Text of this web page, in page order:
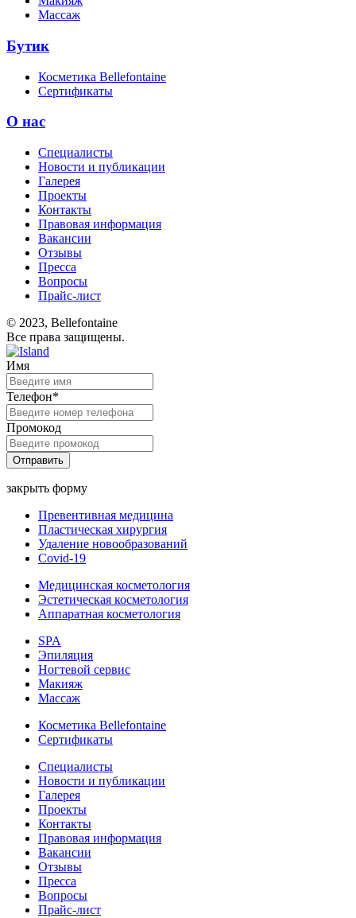
Массаж
Бутик
Косметика Bellefontaine
Сертификаты
О нас
Специалисты
Новости и публикации
Галерея
Проекты
Контакты
Правовая информация
Вакансии
Отзывы
Пресса
Вопросы
Прайс-лист
© 2023, Bellefontaine
Все права защищены.
Имя
Телефон*
Промокод
Отправить
закрыть форму
Превентивная медицина
Пластическая хирургия
Удаление новообразований
Covid-19
Медицинская косметология
Эстетическая косметология
Аппаратная косметология
SPA
Эпиляция
Ногтевой сервис
Макияж
Массаж
Косметика Bellefontaine
Сертификаты
Специалисты
Новости и публикации
Галерея
Проекты
Контакты
Правовая информация
Вакансии
Отзывы
Пресса
Вопросы
Прайс-лист